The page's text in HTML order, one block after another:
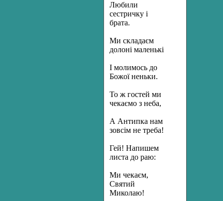
Любили
сестричку і
брата.
Ми складаєм
долоні маленькі
І молимось до
Божої неньки.
То ж гостей ми
чекаємо з неба,
А Антипка нам
зовсім не треба!
Гей! Напишем
листа до раю:
Ми чекаєм,
Святий
Миколаю!